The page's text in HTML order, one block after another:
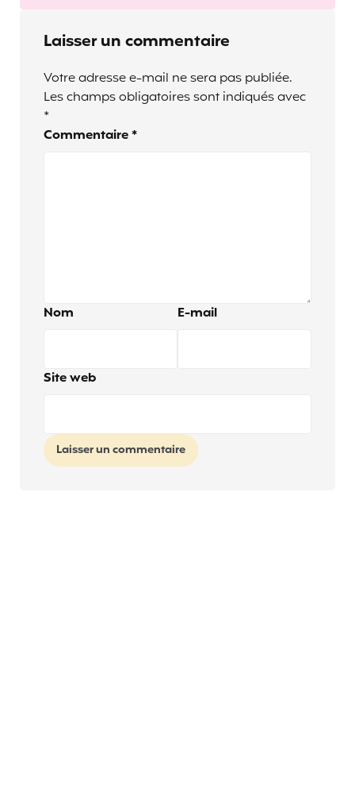
Laisser un commentaire
Votre adresse e-mail ne sera pas publiée.
Les champs obligatoires sont indiqués avec
*
Commentaire *
Nom E-mail
Site web